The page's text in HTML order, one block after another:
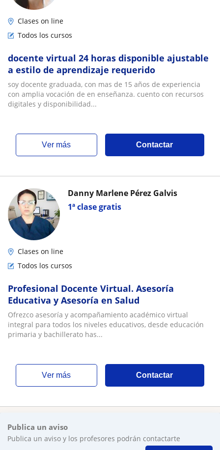
Clases on line
Todos los cursos
docente virtual 24 horas disponible ajustable
a estilo de aprendizaje requerido
soy docente graduada, con mas de 15 años de experiencia
con amplia vocación de en enseñanza. cuento con recursos
digitales y disponibilidad...
ver más Contactar
1ª clase gratis
Danny Marlene Pérez Galvis
Clases on line
Todos los cursos
Profesional Docente Virtual. Asesoría
Educativa y Asesoría en Salud
Ofrezco asesoría y acompañamiento académico virtual
integral para todos los niveles educativos, desde educación
primaria y bachillerato has...
ver más Contactar
Publica un aviso
Publica un aviso y los profesores podrán contactarte